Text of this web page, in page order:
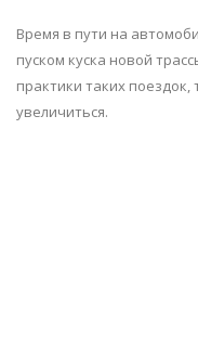
Время в пути на
пуском куска новой
практики таких
увеличиться.